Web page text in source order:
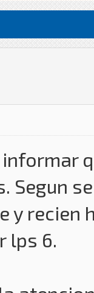
Segun
y recien
lps 6.